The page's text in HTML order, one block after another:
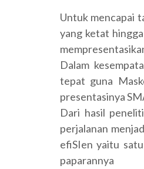
Untuk mencapai
yang ketat
Dalam
tepat guna
presentasinya
Dari hasil
perjalanan
efiSIen yaitu
paparannya